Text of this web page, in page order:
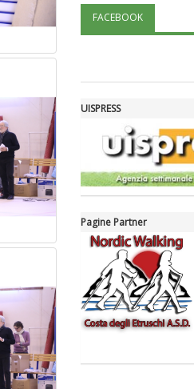
FACEBOOK
UISPRESS
Pagine Partner